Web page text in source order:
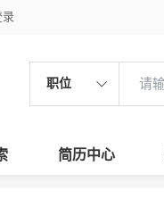
录
职位
简历中心